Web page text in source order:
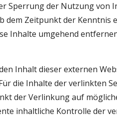
Sperrung der Nutzung von
Zeitpunkt der
Inhalte umgehend
Inhalt dieser externen
die Inhalte der verlinkten
der Verlinkung auf
inhaltliche Kontrolle der